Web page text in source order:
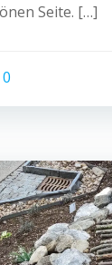
Seite. […]
0